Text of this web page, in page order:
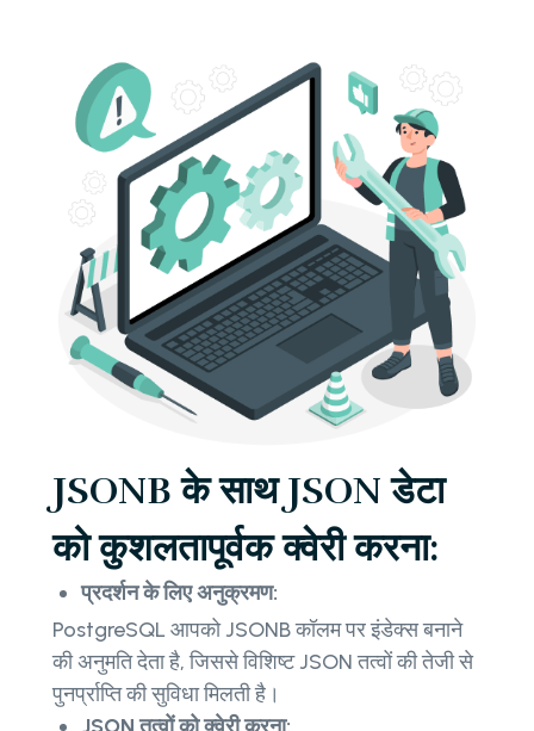
JSONB के साथ JSON डेटा
को कुशलतापूर्वक क्वेरी करना:
प्रदर्शन के लिए अनुक्रमण:
PostgreSQL आपको JSONB कॉलम पर इंडेक्स बनाने
की अनुमति देता है, जिससे विशिष्ट JSON तत्वों की तेजी से
पुनर्प्राप्ति की सुविधा मिलती है।